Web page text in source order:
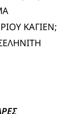
ΚΑΓΙΕΝ;